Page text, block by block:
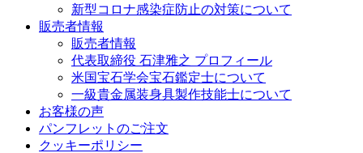
新型コロナ感染症防止の対策について
販売者情報
販売者情報
代表取締役 石津雅之 プロフィール
米国宝石学会宝石鑑定士について
一級貴金属装身具製作技能士について
お客様の声
パンフレットのご注文
クッキーポリシー